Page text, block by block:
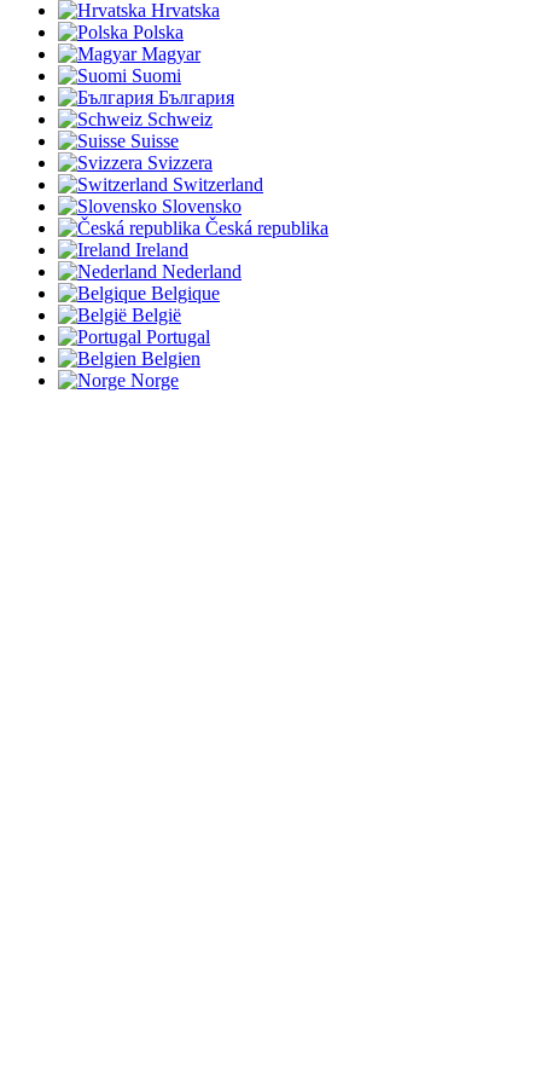
Hrvatska
Polska
Magyar
Suomi
България
Schweiz
Suisse
Svizzera
Switzerland
Slovensko
Česká republika
Ireland
Nederland
Belgique
België
Portugal
Belgien
Norge